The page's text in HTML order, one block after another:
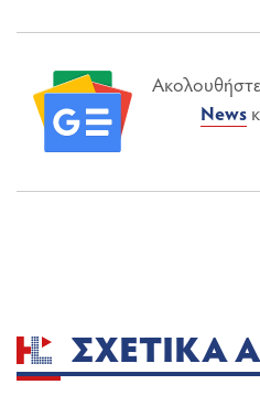
News
ΣΧΕΤΙΚΆ